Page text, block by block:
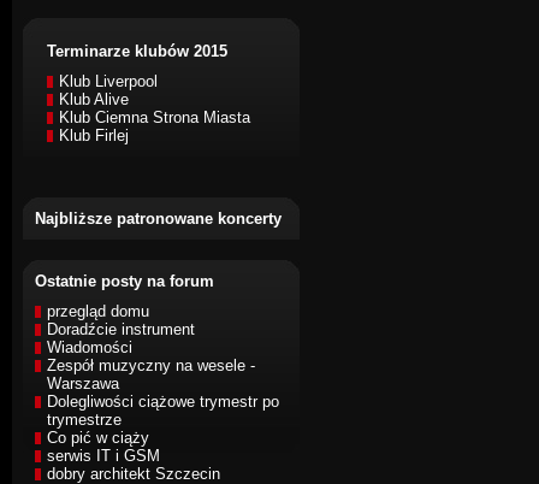
Terminarze klubów 2015
Klub Liverpool
Klub Alive
Klub Ciemna Strona Miasta
Klub Firlej
Najbliższe patronowane koncerty
Ostatnie posty na forum
przegląd domu
Doradźcie instrument
Wiadomości
Zespół muzyczny na wesele -
Warszawa
Dolegliwości ciążowe trymestr po
trymestrze
Co pić w ciąży
serwis IT i GSM
dobry architekt Szczecin